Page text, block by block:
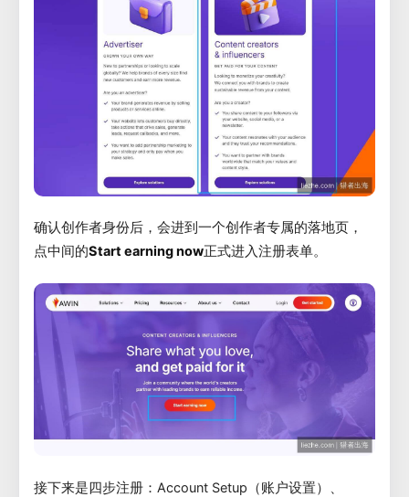
确认创作者身份后，会进到一个创作者专属的落地页，
点中间的Start earning now正式进入注册表单。
接下来是四步注册：Account Setup（账户设置）、